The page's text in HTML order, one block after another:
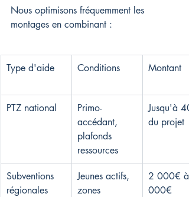
Nous optimisons fréquemment les
montages en combinant :
Type d'aide Conditions Montant
PTZ national
Primo-
accédant,
plafonds
ressources
Jusqu'à
du projet
Subventions
régionales
Jeunes actifs,
zones
2 000€
000€